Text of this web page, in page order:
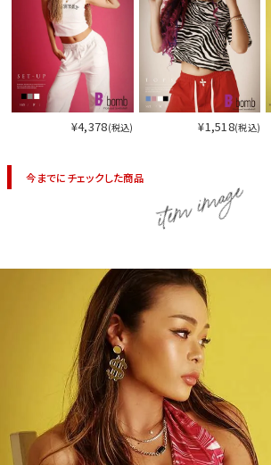
今活躍している多ジャンルダンサーさん×bombshellコラボ特集
¥4,378(税込) ¥1,518(税込)
今までにチェックした商品 item image